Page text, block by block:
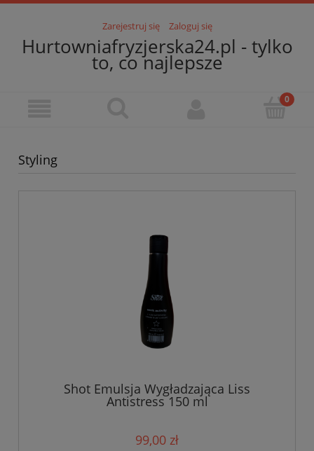
Zarejestruj się Zaloguj się
Hurtowniafryzjerska24.pl - tylko
to, co najlepsze
Styling
Shot Emulsja Wygładzająca Liss
Antistress 150 ml
99,00 zł